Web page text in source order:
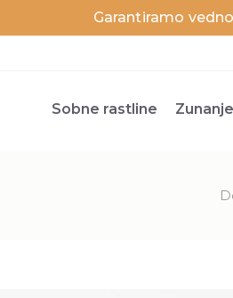
Garantiramo
Sobne rastline